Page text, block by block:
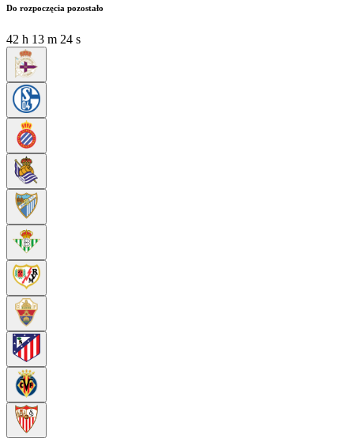
Do rozpoczęcia pozostało
42 h 13 m 22 s